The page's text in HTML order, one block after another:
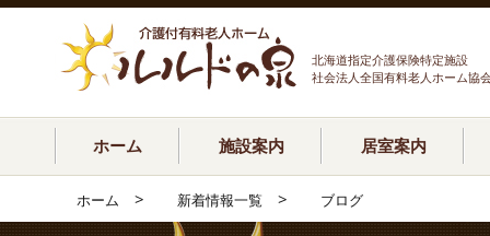
北海道指定介護保険特定施設
社会法人全国有料老人ホーム協
ホーム 施設案内 居室案内
ホーム > 新着情報一覧 > ブログ